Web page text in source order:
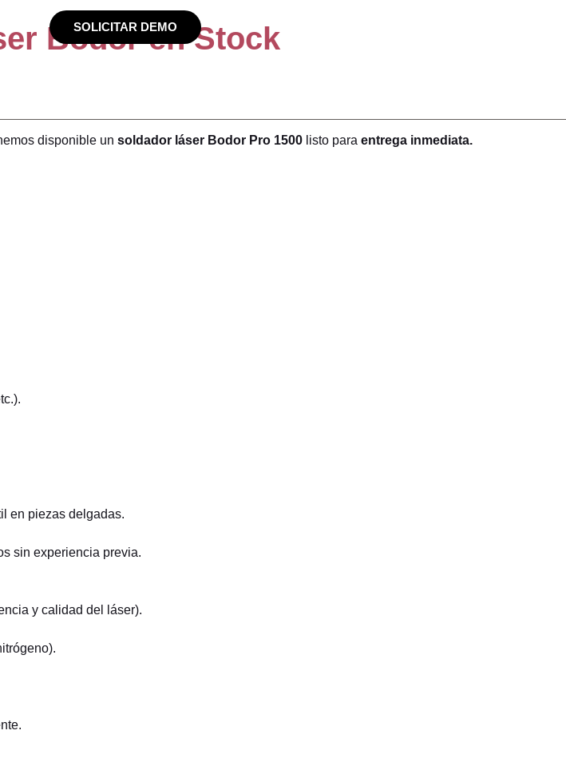
SOLICITAR DEMO
Bodor en Stock
disponible un soldador láser Bodor Pro 1500 listo para entrega inmediata.
en piezas delgadas.
sin experiencia previa.
y calidad del láser).